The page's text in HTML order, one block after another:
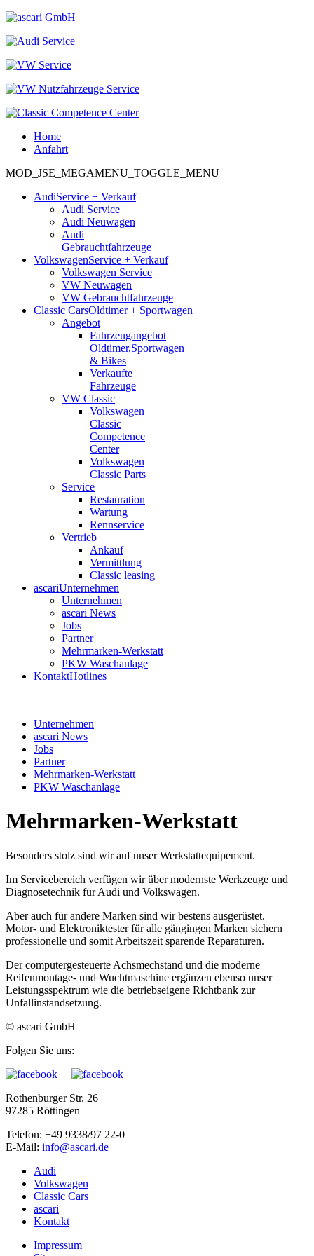
Home
Anfahrt
MOD_JSE_MEGAMENU_TOGGLE_MENU
AudiService + Verkauf
Audi Service
Audi Neuwagen
Audi
Gebrauchtfahrzeuge
VolkswagenService + Verkauf
Volkswagen Service
VW Neuwagen
VW Gebrauchtfahrzeuge
Classic CarsOldtimer + Sportwagen
Angebot
Fahrzeugangebot
Oldtimer,Sportwagen
& Bikes
Verkaufte
Fahrzeuge
VW Classic
Volkswagen
Classic
Competence
Center
Volkswagen
Classic Parts
Service
Restauration
Wartung
Rennservice
Vertrieb
Ankauf
Vermittlung
Classic leasing
ascariUnternehmen
Unternehmen
ascari News
Jobs
Partner
Mehrmarken-Werkstatt
PKW Waschanlage
KontaktHotlines
Unternehmen
ascari News
Jobs
Partner
Mehrmarken-Werkstatt
PKW Waschanlage
Mehrmarken-Werkstatt
Besonders stolz sind wir auf unser Werkstattequipement.
Im Servicebereich verfügen wir über modernste Werkzeuge und
Diagnosetechnik für Audi und Volkswagen.
Aber auch für andere Marken sind wir bestens ausgerüstet.
Motor- und Elektroniktester für alle gängingen Marken sichern
professionelle und somit Arbeitszeit sparende Reparaturen.
Der computergesteuerte Achsmechstand und die moderne
Reifenmontage- und Wuchtmaschine ergänzen ebenso unser
Leistungsspektrum wie die betriebseigene Richtbank zur
Unfallinstandsetzung.
© ascari GmbH
Folgen Sie uns:
Rothenburger Str. 26
97285 Röttingen
Telefon: +49 9338/97 22-0
E-Mail:
Audi
Volkswagen
Classic Cars
ascari
Kontakt
Impressum